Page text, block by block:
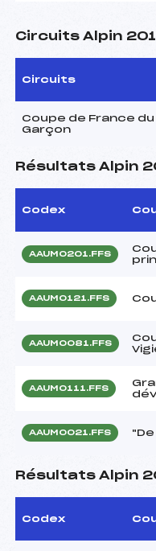
Circuits Alpin
Circuits
Coupe de France du
Garçon
Résultats Alpin
Codex
AAUM0201.FFS
AAUM0121.FFS
AAUM0081.FFS
AAUM0111.FFS
AAUM0021.FFS
Résultats Alpin
Codex